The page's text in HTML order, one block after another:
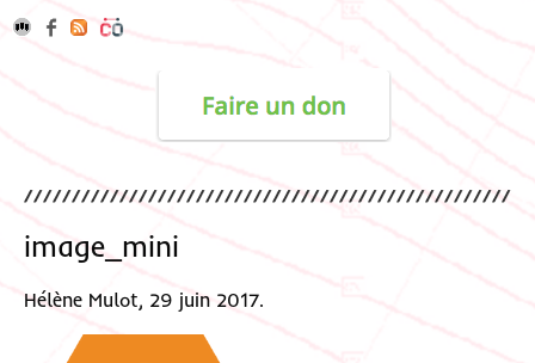
image_mini
Hélène Mulot, 29 juin 2017.